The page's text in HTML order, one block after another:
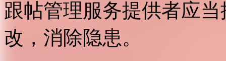
跟帖管理服务提供者应
改，消除隐患。